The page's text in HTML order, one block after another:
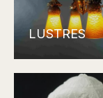
LUSTRES